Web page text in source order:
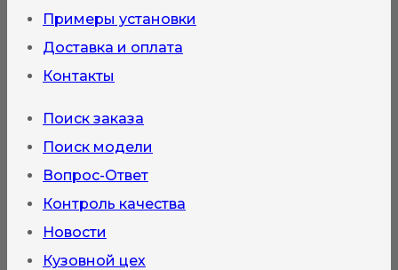
Примеры установки
Доставка и оплата
Контакты
Поиск заказа
Поиск модели
Вопрос-Ответ
Контроль качества
Новости
Кузовной цех